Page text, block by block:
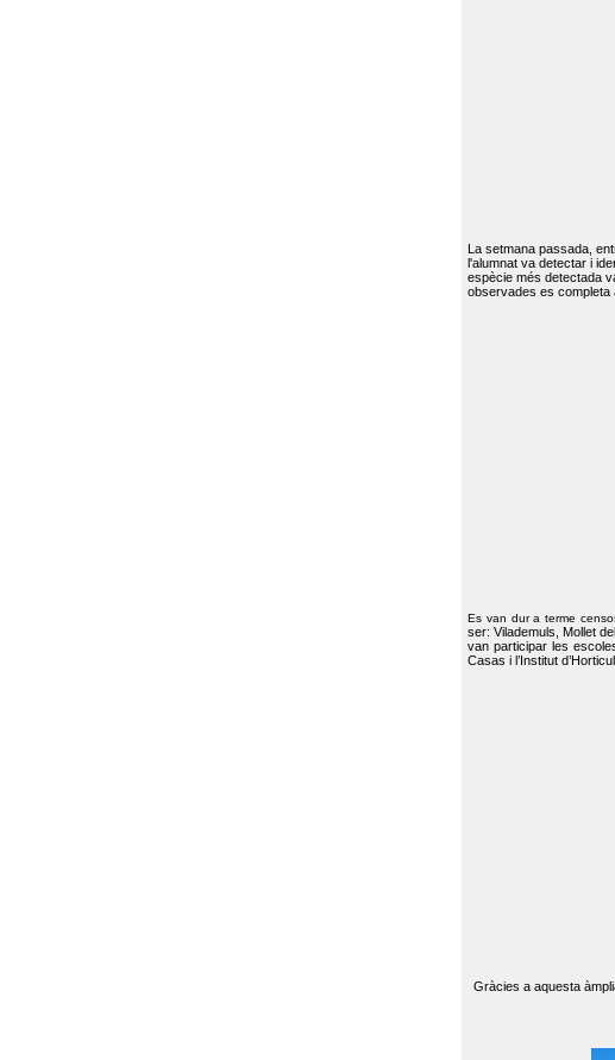
La setmana passada,
l'alumnat va detectar i
espècie més detectada
observades es completa
Es van dur a terme
ser: Vilademuls, Mollet
van participar les
Casas i l’Institut
Gràcies a aquesta